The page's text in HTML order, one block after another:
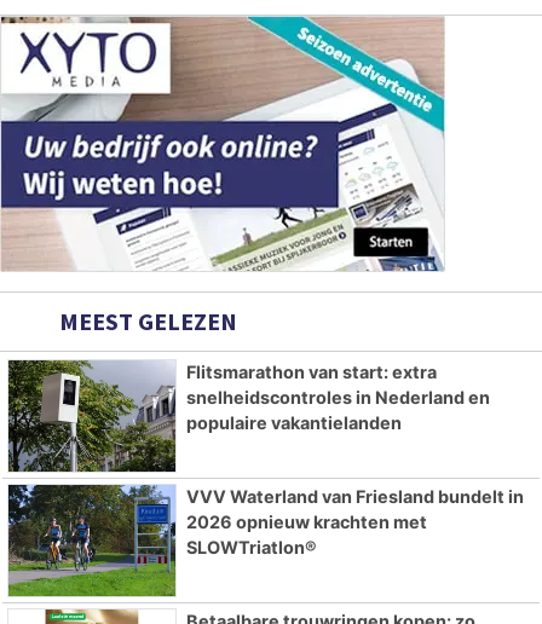
MEEST GELEZEN
Flitsmarathon van start: extra
snelheidscontroles in Nederland en
populaire vakantielanden
VVV Waterland van Friesland bundelt in
2026 opnieuw krachten met
SLOWTriatlon®